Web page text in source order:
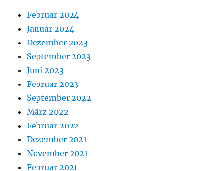
Februar 2024
Januar 2024
Dezember 2023
September 2023
Juni 2023
Februar 2023
September 2022
März 2022
Februar 2022
Dezember 2021
November 2021
Februar 2021